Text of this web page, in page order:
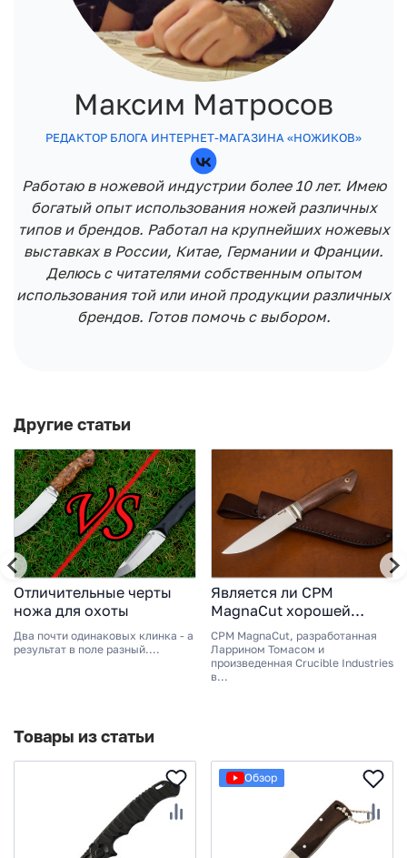
Максим Матросов
РЕДАКТОР БЛОГА ИНТЕРНЕТ-МАГАЗИНА «НОЖИКОВ»
Работаю в ножевой индустрии более 10 лет. Имею
богатый опыт использования ножей различных
типов и брендов. Работал на крупнейших ножевых
выставках в России, Китае, Германии и Франции.
Делюсь с читателями собственным опытом
использования той или иной продукции различных
брендов. Готов помочь с выбором.
Другие статьи
Отличительные черты
ножа для охоты
Два почти одинаковых клинка - а
результат в поле разный....
Является ли CPM
MagnaCut хорошей
сталью для ножей?
Плюсы и минусы
CPM MagnaCut, разработанная
Ларрином Томасом и
произведенная Crucible Industries
в...
Товары из статьи
Обзор